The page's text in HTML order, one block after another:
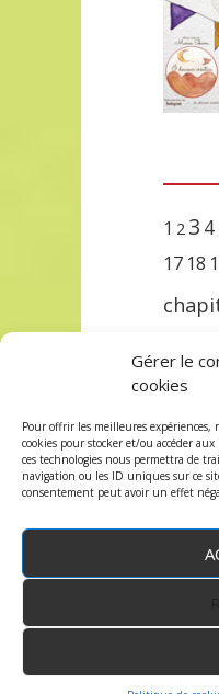
Gérer le
cookies
Pour offrir les meilleures
cookies pour stocker et/ou accéder
ces technologies nous permettra de
navigation ou les ID uniques sur ce
consentement peut avoir un effet
1 2 3 4
17 18
terre
Copyright ©